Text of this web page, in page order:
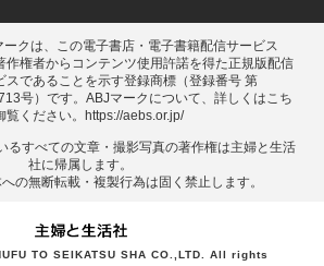
ークは、この電子書店・電子書籍配信サービス
作権者からコンテンツ使用許諾を得た正規版配信
スであることを示す登録商標（登録番号 第
号）です。ABJマークについて、詳しくはこち
覧ください。
https://aebs.or.jp/
るすべての⽂章・撮影写真の著作権は主婦と⽣活
社に帰属します。
の無断転載・複製⾏為は固く禁⽌します。
TO SEIKATSU SHA CO.,LTD. All rights